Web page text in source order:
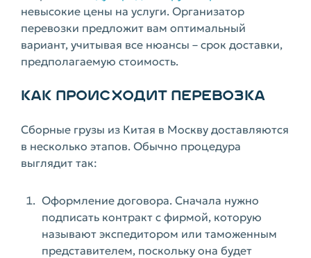
невысокие цены на услуги. Организатор
перевозки предложит вам оптимальный
вариант, учитывая все нюансы – срок доставки,
предполагаемую стоимость.
КАК ПРОИСХОДИТ ПЕРЕВОЗКА
Сборные грузы из Китая в Москву доставляются
в несколько этапов. Обычно процедура
выглядит так:
Оформление договора. Сначала нужно
подписать контракт с фирмой, которую
называют экспедитором или таможенным
представителем, поскольку она будет